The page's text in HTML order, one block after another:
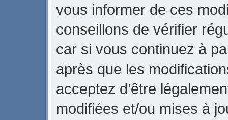
vous informer de ces
conseillons de vérifier
car si vous continuez à
après que les
acceptez d’être
modifiées et/ou mises à